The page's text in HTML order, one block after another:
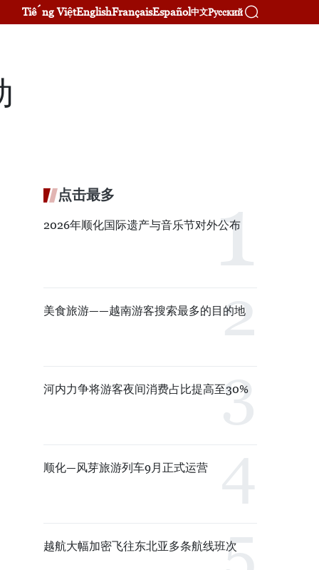
Tiếng ViệtEnglishFrançaisEspañol中文Русский
点击最多
2026年顺化国际遗产与音乐节对外公布
美食旅游——越南游客搜索最多的目的地
河内力争将游客夜间消费占比提高至30%
顺化—风芽旅游列车9月正式运营
越航大幅加密飞往东北亚多条航线班次